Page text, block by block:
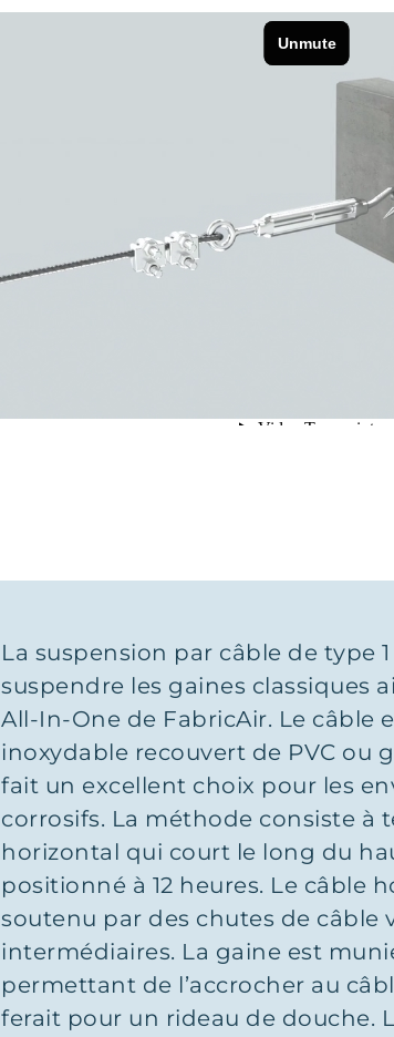
La suspension par câble de type
suspendre les gaines classiques
All-In-One de FabricAir. Le câble
inoxydable recouvert de PVC ou
fait un excellent choix pour les
corrosifs. La méthode consiste à
horizontal qui court le long du
positionné à 12 heures. Le câble
soutenu par des chutes de câble
intermédiaires. La gaine est
permettant de l’accrocher au
ferait pour un rideau de douche.